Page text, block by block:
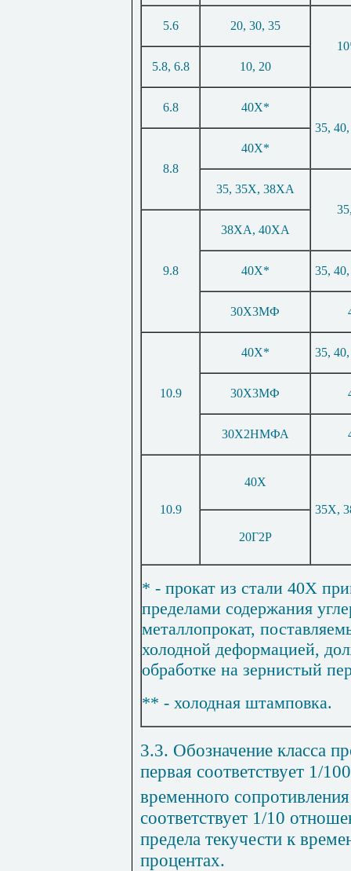
5.6
20, 30, 35
5.8, 6.8
10, 20
6.8
40Х*
35,
8.8
40Х*
35, 35Х, 38ХА
9.8
38ХА, 40ХА
40Х* 35,
30Х3МФ
10.9
40Х* 35,
30Х3МФ
30Х2НМФА
10.9
40Х
35Х,
20Г2Р
* - прокат из стали 40Х
пределами содержания
металлопрокат,
холодной деформацией,
обработке на зернистый
** - холодная штамповка.
3.3. Обозначение класса
первая соответствует 1/
временного
соответствует 1/10
предела текучести к
процентах.